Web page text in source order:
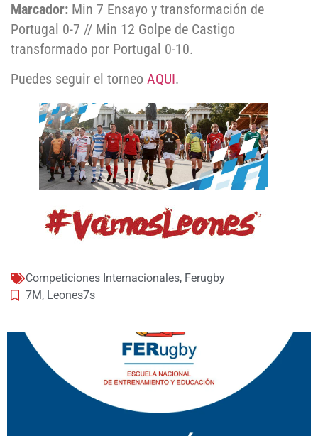
Marcador: Min 7 Ensayo y transformación de
Portugal 0-7 // Min 12 Golpe de Castigo
transformado por Portugal 0-10.
Puedes seguir el torneo AQUI.
Competiciones Internacionales, Ferugby
7M, Leones7s